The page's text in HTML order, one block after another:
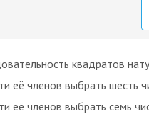
квадратов
её членов выбрать шесть
её членов выбрать семь